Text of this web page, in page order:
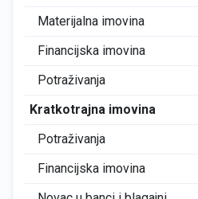
Materijalna imovina
Financijska imovina
Potraživanja
Kratkotrajna imovina
Potraživanja
Financijska imovina